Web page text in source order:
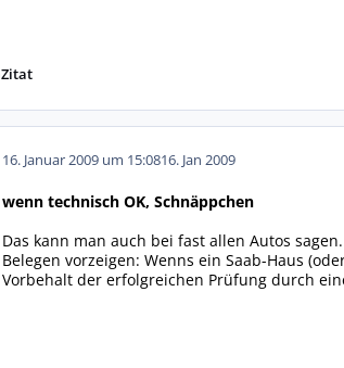
Zitat
16. Januar 2009 um 15:0816. Jan 2009
wenn technisch OK, Schnäppchen
Das kann man auch bei fast allen Autos
Belegen vorzeigen: Wenns ein Saab-Haus
Vorbehalt der erfolgreichen Prüfung durch